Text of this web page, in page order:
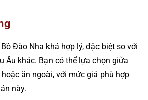
Đào Nha khá hợp lý, đặc biệt so với
Âu khác. Bạn có thể lựa chọn giữa
ăn ngoài, với mức giá phù hợp
này.